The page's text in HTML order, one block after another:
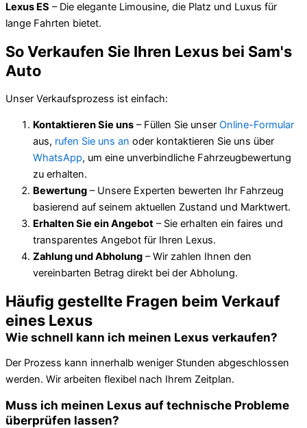
Lexus ES – Die elegante Limousine, die Platz und Luxus für
lange Fahrten bietet.
So Verkaufen Sie Ihren Lexus bei Sam's
Auto
Unser Verkaufsprozess ist einfach:
Kontaktieren Sie uns – Füllen Sie unser Online-Formular
aus, rufen Sie uns an oder kontaktieren Sie uns über
WhatsApp, um eine unverbindliche Fahrzeugbewertung
zu erhalten.
Bewertung – Unsere Experten bewerten Ihr Fahrzeug
basierend auf seinem aktuellen Zustand und Marktwert.
Erhalten Sie ein Angebot – Sie erhalten ein faires und
transparentes Angebot für Ihren Lexus.
Zahlung und Abholung – Wir zahlen Ihnen den
vereinbarten Betrag direkt bei der Abholung.
Häufig gestellte Fragen beim Verkauf
eines Lexus
Wie schnell kann ich meinen Lexus verkaufen?
Der Prozess kann innerhalb weniger Stunden abgeschlossen
werden. Wir arbeiten flexibel nach Ihrem Zeitplan.
Muss ich meinen Lexus auf technische Probleme
überprüfen lassen?